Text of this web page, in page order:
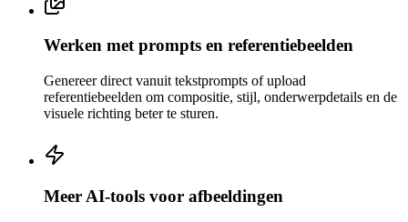
Werken met prompts en referentiebeelden
Genereer direct vanuit tekstprompts of upload
referentiebeelden om compositie, stijl, onderwerpdetails en de
visuele richting beter te sturen.
Meer AI-tools voor afbeeldingen